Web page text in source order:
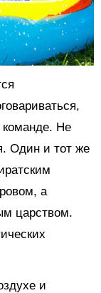
команде. Не
Один и тот же
а
царством.
и